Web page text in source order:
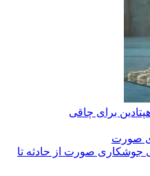
برای چاقی
صورت از حادثه تا